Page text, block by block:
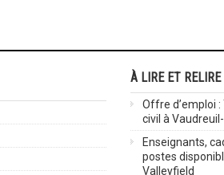
À LIRE ET RELIRE
Offre d’emploi
civil à
Enseignants,
postes
Valleyfield